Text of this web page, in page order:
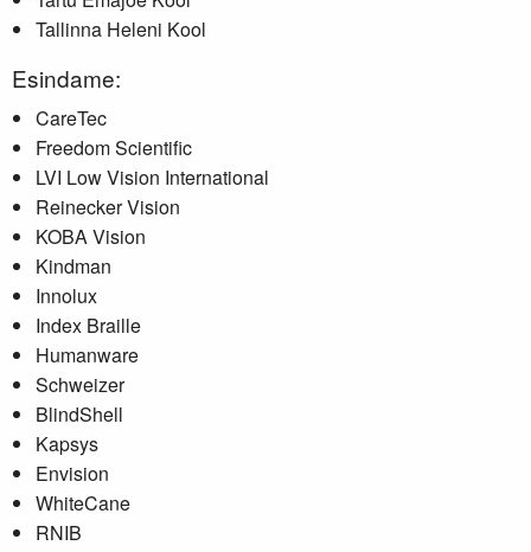
Tallinna Heleni Kool
Esindame:
CareTec
Freedom Scientific
LVI Low Vision International
Reinecker Vision
KOBA Vision
Kindman
Innolux
Index Braille
Humanware
Schweizer
BlindShell
Kapsys
Envision
WhiteCane
RNIB